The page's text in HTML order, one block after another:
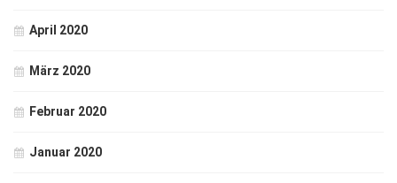
April 2020
März 2020
Februar 2020
Januar 2020